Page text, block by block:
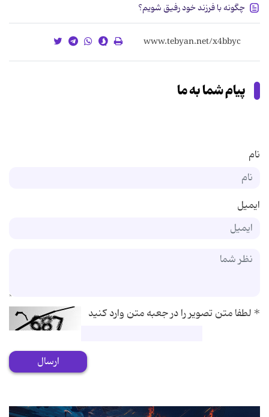
چگونه با فرزند خود رفیق شویم؟
پیام شما به ما
نام
ایمیل
*لطفا متن تصویر را در جعبه متن وارد کنید
ارسال